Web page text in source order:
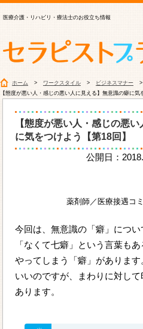
医療介護・リハビリ・療法士のお役立ち情報
ホーム ワークスタイル
ビジネスマナー
【態度が悪い人・感じの悪い人に見える】無意識の癖に気
【態度が悪い人・感じの悪
に気をつけよう【第18回】
公開日：
薬剤師／医療接遇コ
今回は、無意識の「癖」につい
「なくて七癖」という言葉も
やってしまう「癖」がありま
いいのですが、まわりに対し
あります。